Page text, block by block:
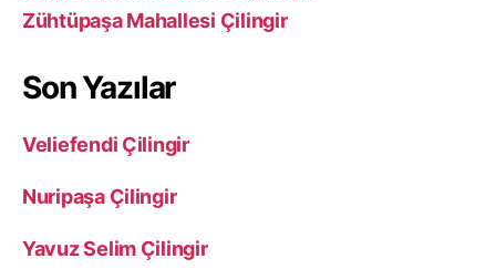
Zühtüpaşa Mahallesi Çilingir
Son Yazılar
Veliefendi Çilingir
Nuripaşa Çilingir
Yavuz Selim Çilingir